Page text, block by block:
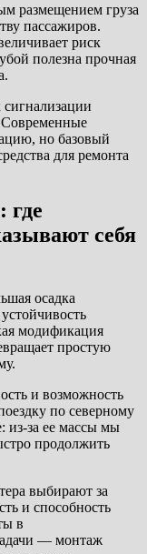
размещением груза
пассажиров.
риск
полезна прочная
Современные
но базовый
для ремонта
где
себя
осадка
модификация
простую
и возможность
по северному
из-за ее массы мы
продолжить
выбирают за
и способность
в
— монтаж